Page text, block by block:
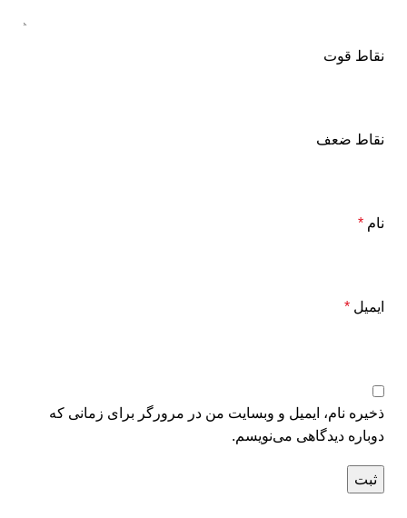
نقاط قوت
نقاط ضعف
نام *
ایمیل *
ذخیره نام، ایمیل و وبسایت من در مرورگر برای زمانی که
دوباره دیدگاهی می‌نویسم.